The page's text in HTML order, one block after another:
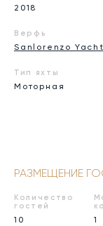
2018
Верфь
Sanlorenzo
Тип яхты
Моторная
РАЗМЕЩЕНИЕ
Количество
гостей
10 1